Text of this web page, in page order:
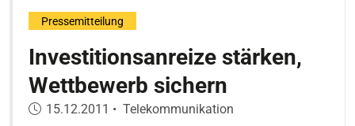
Investitionsanreize stärken,
Wettbewerb sichern
Veröffentlicht am:
15.12.2011 • Telekommunikation
Pressemitteilung